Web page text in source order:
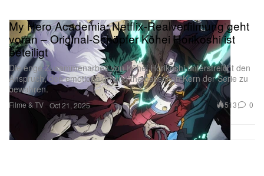
Filme & TV
My Hero Academia: Netflix-Realverfilmung geht
voran – Original-Schöpfer Kōhei Horikoshi ist
beteiligt
Die enge Zusammenarbeit von Kōhei Horikoshi unterstreicht den
Anspruch, den emotionalen und thematischen Kern der Serie zu
bewahren.
Oct 21, 2025 513 0